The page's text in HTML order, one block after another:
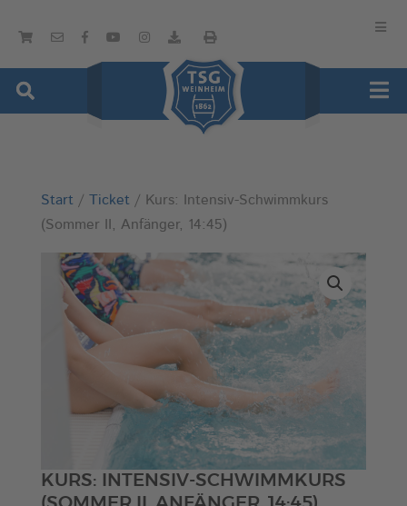
Start / Ticket / Kurs: Intensiv-Schwimmkurs
(Sommer II, Anfänger, 14:45)
KURS: INTENSIV-SCHWIMMKURS